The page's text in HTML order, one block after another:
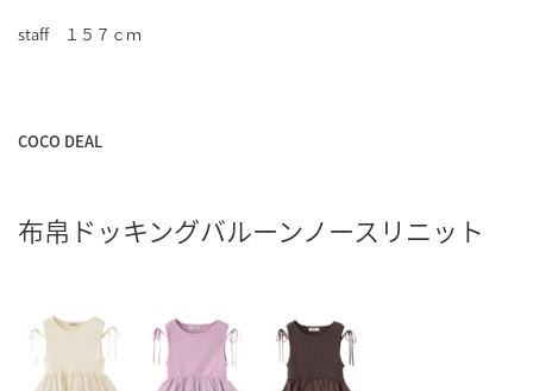
staff １５７ｃｍ
COCO DEAL
布帛ドッキングバルーンノースリニット